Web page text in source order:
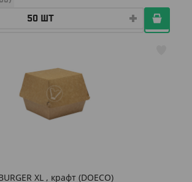
XL , крафт (DOECO)